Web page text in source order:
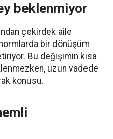
beklenmiyor
çekirdek aile
bir dönüşüm
Bu değişimin kısa
uzun vadede
konusu.